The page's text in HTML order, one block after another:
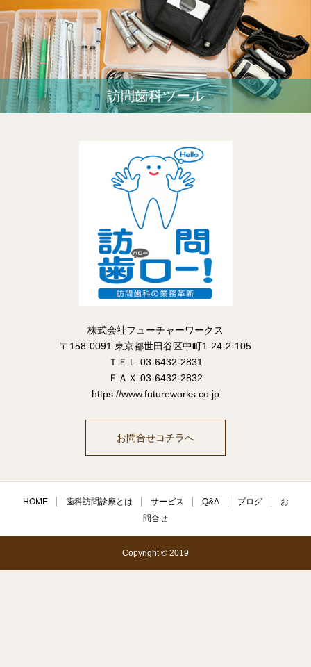
訪問歯科ツール
株式会社フューチャーワークス
〒158-0091 東京都世田谷区中町1-24-2-105
ＴＥＬ 03-6432-2831
ＦＡＸ 03-6432-2832
https://www.futureworks.co.jp
お問合せコチラへ
HOME 歯科訪問診療とは サービス Q&A ブログ
お
問合せ
Copyright © 2019